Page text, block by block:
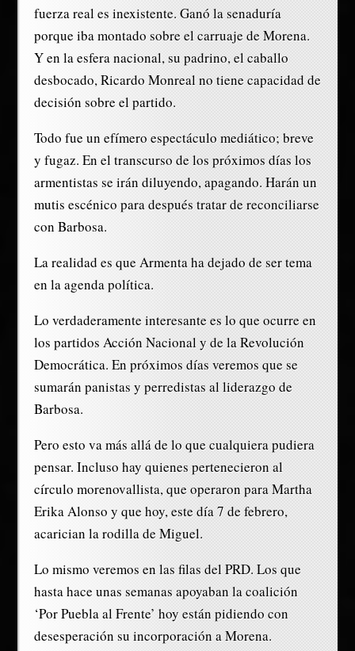
fuerza real es inexistente. Ganó la senaduría
porque iba montado sobre el carruaje de Morena.
Y en la esfera nacional, su padrino, el caballo
desbocado, Ricardo Monreal no tiene capacidad de
decisión sobre el partido.
Todo fue un efímero espectáculo mediático; breve
y fugaz. En el transcurso de los próximos días los
armentistas se irán diluyendo, apagando. Harán un
mutis escénico para después tratar de reconciliarse
con Barbosa.
La realidad es que Armenta ha dejado de ser tema
en la agenda política.
Lo verdaderamente interesante es lo que ocurre en
los partidos Acción Nacional y de la Revolución
Democrática. En próximos días veremos que se
sumarán panistas y perredistas al liderazgo de
Barbosa.
Pero esto va más allá de lo que cualquiera pudiera
pensar. Incluso hay quienes pertenecieron al
círculo morenovallista, que operaron para Martha
Erika Alonso y que hoy, este día 7 de febrero,
acarician la rodilla de Miguel.
Lo mismo veremos en las filas del PRD. Los que
hasta hace unas semanas apoyaban la coalición
‘Por Puebla al Frente’ hoy están pidiendo con
desesperación su incorporación a Morena.